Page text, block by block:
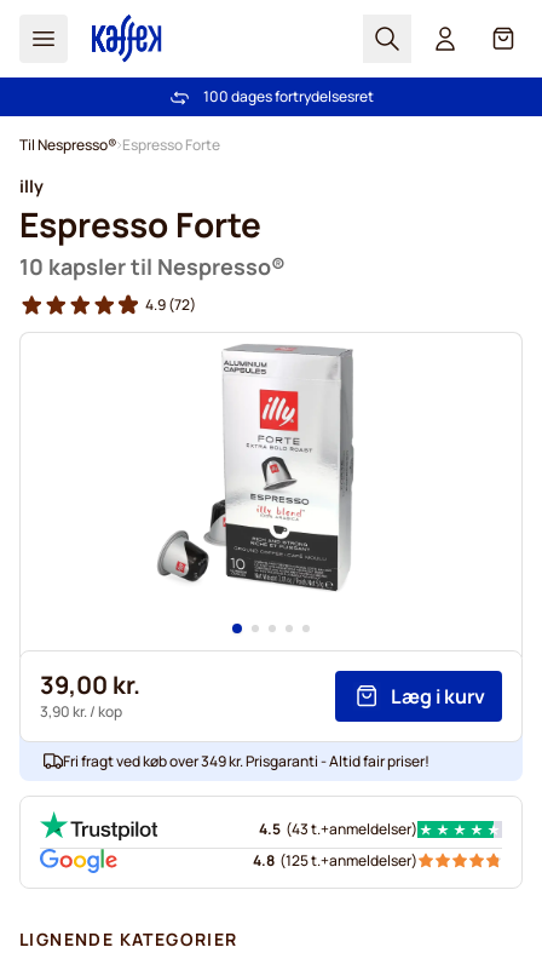
Søg Cart
Fri fragt ved køb over 349 kr.
100 dages fortrydelsesret
Til Nespresso® Espresso Forte
illy
Espresso Forte
10 kapsler til Nespresso®
4.9(72)
39,00 kr.
3,90 kr./ kop
Læg i kurv
Fri fragt ved køb over 349 kr. Prisgaranti - Altid fair priser!
4.5 (43 t.+anmeldelser)
4.8 (125 t.+anmeldelser)
LIGNENDE KATEGORIER